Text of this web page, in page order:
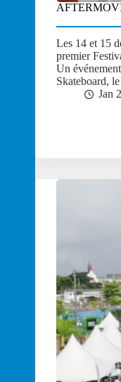
Les 14 et 15
premier
Un
Skateboard,
Jan